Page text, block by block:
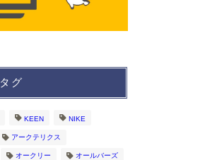
タグ
KEEN NIKE
アークテリクス
オークリー オールバーズ